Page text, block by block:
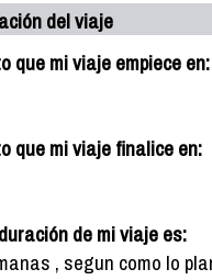
del viaje
que mi viaje empiece en:
que mi viaje finalice en:
de mi viaje es:
, segun como lo